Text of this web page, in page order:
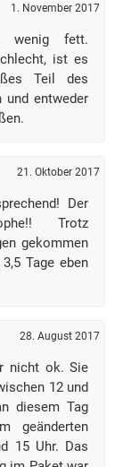
1. November 2017
wenig fett.
ist es
Teil des
entweder
21. Oktober 2017
Der
Trotz
gekommen
Tage eben
28. August 2017
nicht ok. Sie
12 und
diesem Tag
geänderten
15 Uhr. Das